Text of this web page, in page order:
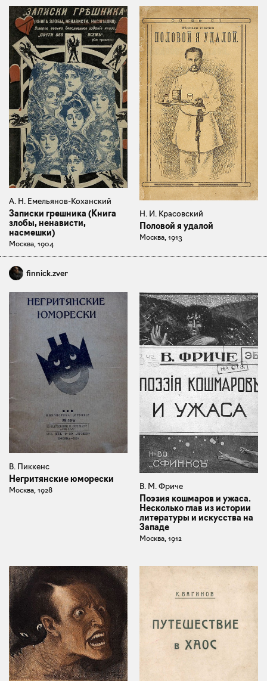
А. Н. Емельянов-Коханский
Записки грешника (Книга
злобы, ненависти,
насмешки)
Москва, 1904
Н. И. Красовский
Половой я удалой
Москва, 1913
finnick.zver
В. Пиккенс
Негритянские юморески
Москва, 1928 В. М. Фриче
Поэзия кошмаров и ужаса.
Несколько глав из истории
литературы и искусства на
Западе
Москва, 1912